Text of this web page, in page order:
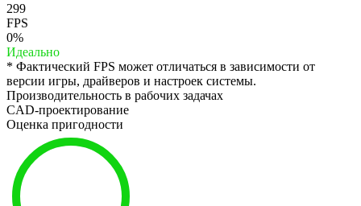
299
FPS
0%
Идеально
* Фактический FPS может отличаться в зависимости от
версии игры, драйверов и настроек системы.
Производительность в рабочих задачах
CAD-проектирование
Оценка пригодности